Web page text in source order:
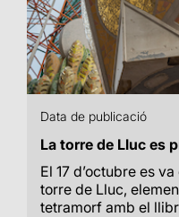
Data de publicació
La torre de Lluc es
El 17 d’octubre es
torre de Lluc,
tetramorf amb el